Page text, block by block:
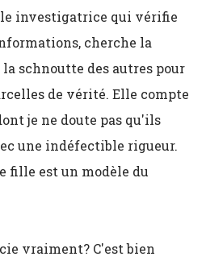
investigatrice qui vérifie
cherche la
schnoutte des autres pour
de vérité. Elle compte
je ne doute pas qu'ils
une indéfectible rigueur.
fille est un modèle du
vraiment? C'est bien